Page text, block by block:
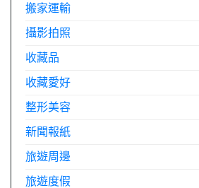
搬家運輸
攝影拍照
收藏品
收藏愛好
整形美容
新聞報紙
旅遊周邊
旅遊度假